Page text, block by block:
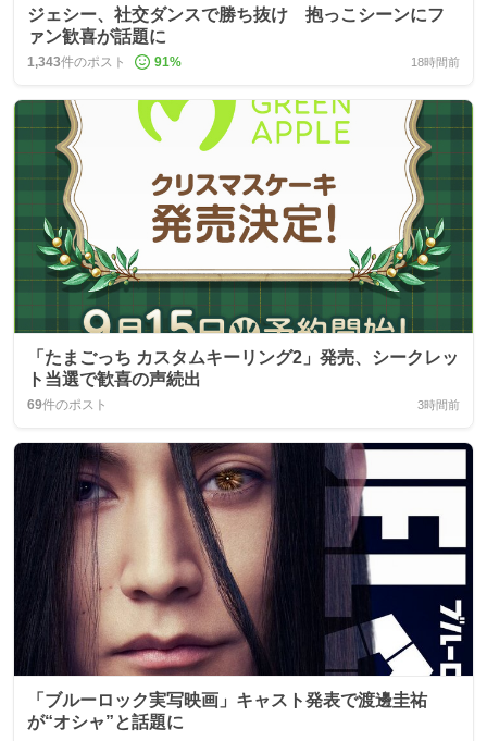
ジェシー、社交ダンスで勝ち抜け 抱っこシーンにフ
ァン歓喜が話題に
1,343件のポスト 91% 18時間前
「たまごっち カスタムキーリング2」発売、シークレッ
ト当選で歓喜の声続出
69件のポスト 3時間前
「ブルーロック実写映画」キャスト発表で渡邊圭祐
が“オシャ”と話題に